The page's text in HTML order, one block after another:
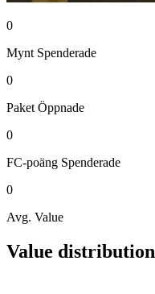
0
Mynt Spenderade
0
Paket Öppnade
0
FC-poäng Spenderade
0
Avg. Value
Value distribution